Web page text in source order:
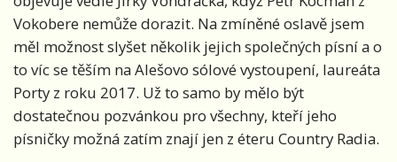
Vokobere nemůže dorazit. Na zmíněné oslavě jsem
měl možnost slyšet několik jejich společných písní a o
to víc se těším na Alešovo sólové vystoupení, laureáta
Porty z roku 2017. Už to samo by mělo být
dostatečnou pozvánkou pro všechny, kteří jeho
písničky možná zatím znají jen z éteru Country Radia.